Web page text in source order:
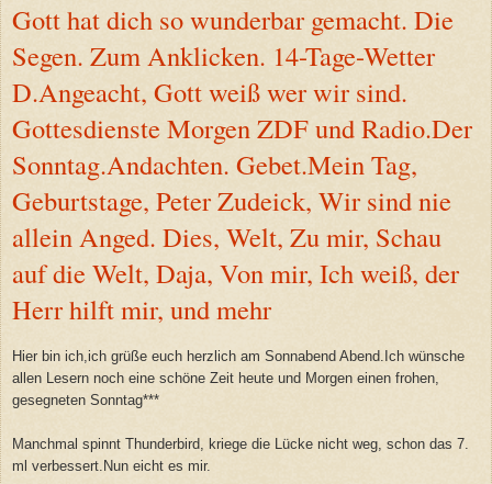
Gott hat dich so wunderbar gemacht. Die
Segen. Zum Anklicken. 14-Tage-Wetter
D.Angeacht, Gott weiß wer wir sind.
Gottesdienste Morgen ZDF und Radio.Der
Sonntag.Andachten. Gebet.Mein Tag,
Geburtstage, Peter Zudeick, Wir sind nie
allein Anged. Dies, Welt, Zu mir, Schau
auf die Welt, Daja, Von mir, Ich weiß, der
Herr hilft mir, und mehr
Hier bin ich,ich grüße euch herzlich am Sonnabend Abend.Ich wünsche
allen Lesern noch eine schöne Zeit heute und Morgen einen frohen,
gesegneten Sonntag***
Manchmal spinnt Thunderbird, kriege die Lücke nicht weg, schon das 7.
ml verbessert.Nun eicht es mir.